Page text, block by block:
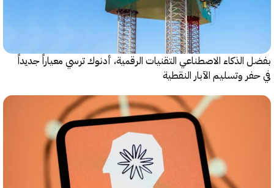
الاصطناعي التقنيات الرقمية، أدنوك ترسي معياراً جديداً
وتسليم الآبار النقطية